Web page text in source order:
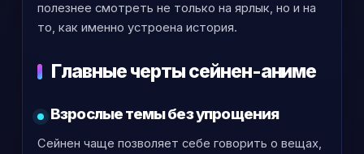
полезнее смотреть не только на ярлык, но и на
то, как именно устроена история.
Главные черты сейнен-аниме
Взрослые темы без упрощения
Сейнен чаще позволяет себе говорить о вещах,